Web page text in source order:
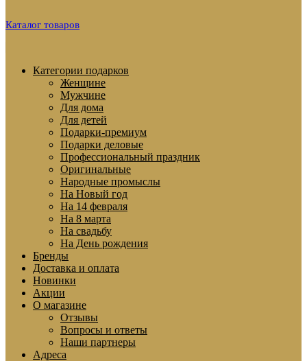
Каталог товаров
Категории подарков
Женщине
Мужчине
Для дома
Для детей
Подарки-премиум
Подарки деловые
Профессиональный праздник
Оригинальные
Народные промыслы
На Новый год
На 14 февраля
На 8 марта
На свадьбу
На День рождения
Бренды
Доставка и оплата
Новинки
Акции
О магазине
Отзывы
Вопросы и ответы
Наши партнеры
Адреса